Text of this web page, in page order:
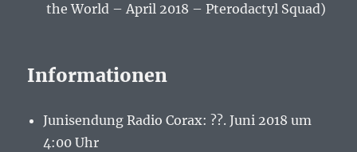
the World – April 2018 – Pterodactyl Squad)
Informationen
Junisendung Radio Corax: ??. Juni 2018 um
4:00 Uhr